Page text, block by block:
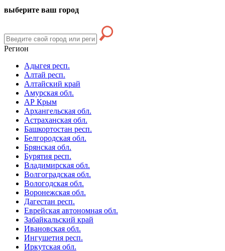
выберите ваш город
Регион
Адыгея респ.
Алтай респ.
Алтайский край
Амурская обл.
АР Крым
Архангельская обл.
Астраханская обл.
Башкортостан респ.
Белгородская обл.
Брянская обл.
Бурятия респ.
Владимирская обл.
Волгоградская обл.
Вологодская обл.
Воронежская обл.
Дагестан респ.
Еврейская автономная обл.
Забайкальский край
Ивановская обл.
Ингушетия респ.
Иркутская обл.